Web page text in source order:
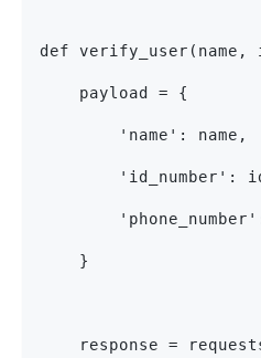
def verify_user(name,
    payload = {
        'name': name,
'id_number':
    }
response =